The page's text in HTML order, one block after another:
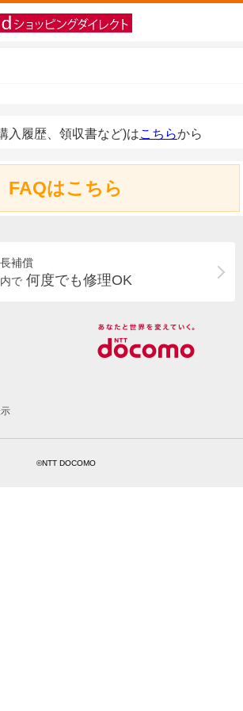
入履歴、領収書など)はこちらから
FAQはこちら
補償
で 何度でも修理OK
©NTT DOCOMO